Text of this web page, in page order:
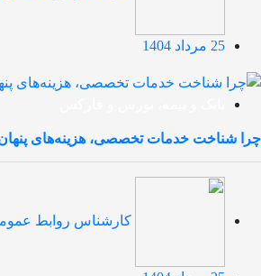
25 مرداد 1404
چرا شناخت خدمات تخصصی، هزینه‌های
کارشناس روابط